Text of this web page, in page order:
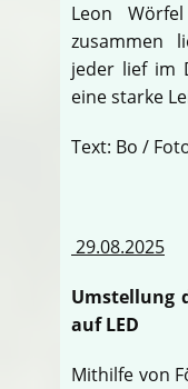
Leon
zusammen
jeder lief im
eine starke
Text: Bo /
29.08.2025
Umstellung
auf LED
Mithilfe von